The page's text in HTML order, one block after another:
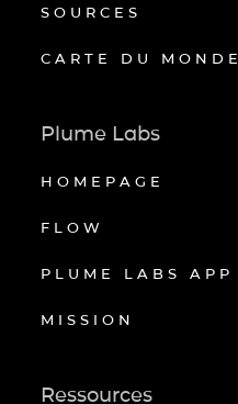
SOURCES
CARTE DU MONDE
Plume Labs
HOMEPAGE
FLOW
PLUME LABS APP
MISSION
Ressources